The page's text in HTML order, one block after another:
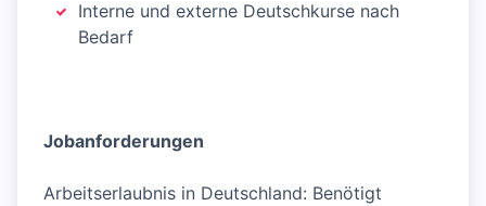
Interne und externe Deutschkurse nach
Bedarf
Jobanforderungen
Arbeitserlaubnis in Deutschland: Benötigt